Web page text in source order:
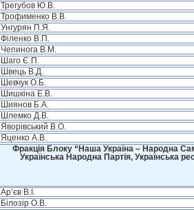
Трегубов Ю.В.
Трофименко В.В.
Унгурян П.Я.
Філенко В.П.
Чепинога В.М.
Шаго Є.П.
Швець В.Д.
Шевчук О.Б.
Шишкіна Е.В.
Шиянов Б.А.
Шлемко Д.В.
Яворівський В.О.
Яценко А.В.
Фракція Блоку “Наша Україна – Народна
Українська Народна Партія, Українська
Ар’єв В.І.
Білозір О.В.